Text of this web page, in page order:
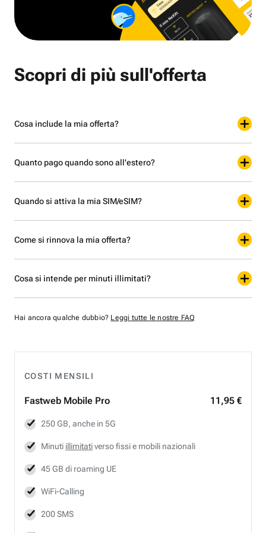
COSTI MENSILI
Fastweb Mobile Pro 11,95 €
250 GB, anche in 5G
Minuti illimitativerso fissi e mobili nazionali
45 GB di roaming UE
WiFi-Calling
200 SMS
Scopri di più sull'offerta
Cosa include la mia offerta?
Quanto pago quando sono all'estero?
Quando si attiva la mia SIM/eSIM?
Come si rinnova la mia offerta?
Cosa si intende per minuti illimitati?
Hai ancora qualche dubbio? Leggi tutte le nostre FAQ